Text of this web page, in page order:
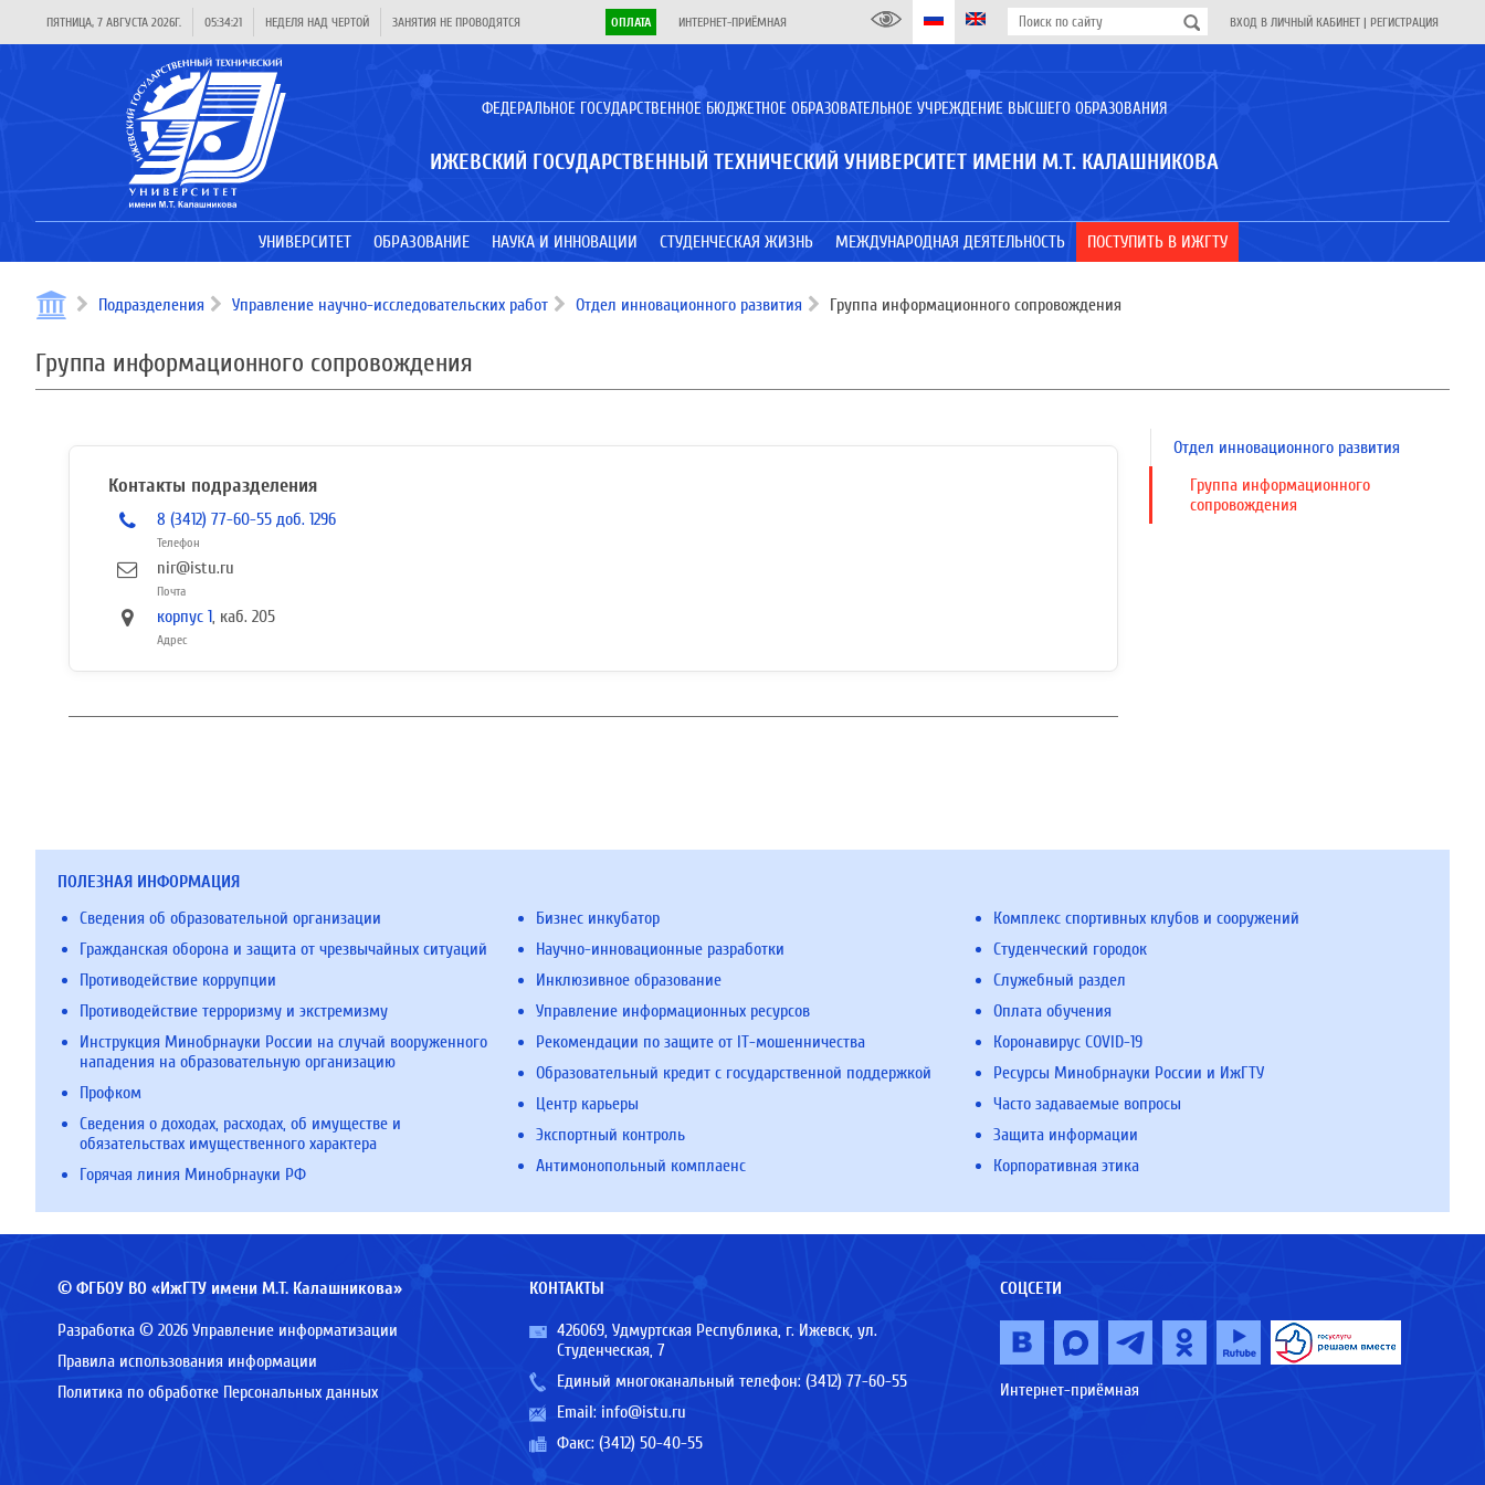
ПЯТНИЦА, 7 АВГУСТА 2026Г. 05:34:21 НЕДЕЛЯ НАД ЧЕРТОЙ ЗАНЯТИЯ НЕ ПРОВОДЯТСЯ ОПЛАТА ИНТЕРНЕТ-ПРИЁМНАЯ ВХОД В ЛИЧНЫЙ КАБИНЕТ | РЕГИСТРАЦИЯ
ФЕДЕРАЛЬНОЕ ГОСУДАРСТВЕННОЕ БЮДЖЕТНОЕ ОБРАЗОВАТЕЛЬНОЕ УЧРЕЖДЕНИЕ ВЫСШЕГО ОБРАЗОВАНИЯ
ИЖЕВСКИЙ ГОСУДАРСТВЕННЫЙ ТЕХНИЧЕСКИЙ УНИВЕРСИТЕТ ИМЕНИ М.Т. КАЛАШНИКОВА
УНИВЕРСИТЕТ ОБРАЗОВАНИЕ НАУКА И ИННОВАЦИИ СТУДЕНЧЕСКАЯ ЖИЗНЬ МЕЖДУНАРОДНАЯ ДЕЯТЕЛЬНОСТЬ ПОСТУПИТЬ В ИЖГТУ
Подразделения Управление научно-исследовательских работ Отдел инновационного развития Группа информационного сопровождения
Группа информационного сопровождения
Контакты подразделения
8 (3412) 77-60-55 доб. 1296
Телефон
nir@istu.ru
Почта
корпус 1, каб. 205
Адрес
Отдел инновационного развития
Группа информационного
сопровождения
ПОЛЕЗНАЯ ИНФОРМАЦИЯ
Сведения об образовательной организации
Гражданская оборона и защита от чрезвычайных ситуаций
Противодействие коррупции
Противодействие терроризму и экстремизму
Инструкция Минобрнауки России на случай вооруженного
нападения на образовательную организацию
Профком
Сведения о доходах, расходах, об имуществе и
обязательствах имущественного характера
Горячая линия Минобрнауки РФ
Бизнес инкубатор
Научно-инновационные разработки
Инклюзивное образование
Управление информационных ресурсов
Рекомендации по защите от IT-мошенничества
Образовательный кредит с государственной поддержкой
Центр карьеры
Экспортный контроль
Антимонопольный комплаенс
Комплекс спортивных клубов и сооружений
Студенческий городок
Служебный раздел
Оплата обучения
Коронавирус COVID-19
Ресурсы Минобрнауки России и ИжГТУ
Часто задаваемые вопросы
Защита информации
Корпоративная этика
© ФГБОУ ВО «ИжГТУ имени М.Т. Калашникова»
Разработка © 2026 Управление информатизации
Правила использования информации
Политика по обработке Персональных данных
КОНТАКТЫ
426069, Удмуртская Республика, г. Ижевск, ул.
Студенческая, 7
Единый многоканальный телефон: (3412) 77-60-55
Email: info@istu.ru
Факс: (3412) 50-40-55
СОЦСЕТИ
Интернет-приёмная